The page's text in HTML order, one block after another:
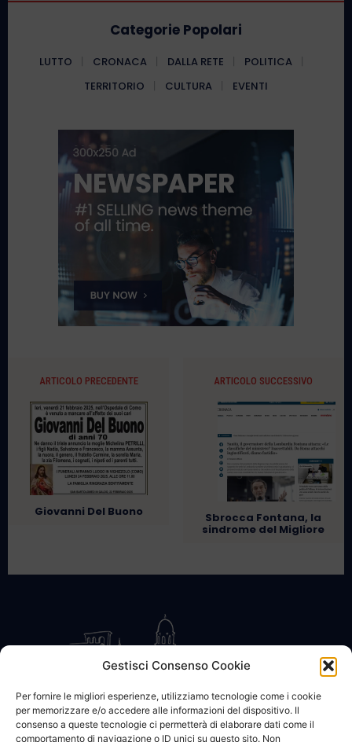
Gestisci Consenso Cookie
Per fornire le migliori esperienze, utilizziamo tecnologie come i cookie
per memorizzare e/o accedere alle informazioni del dispositivo. Il
consenso a queste tecnologie ci permetterà di elaborare dati come il
comportamento di navigazione o ID unici su questo sito. Non
Categorie Popolari
LUTTO CRONACA DALLA RETE
POLITICA
TERRITORIO
CULTURA EVENTI
ARTICOLO PRECEDENTE
Giovanni Del Buono
ARTICOLO SUCCESSIVO
Sbrocca Fontana, la
sindrome del Migliore
CONTATTACI COOKIE POLICY PRIVACY